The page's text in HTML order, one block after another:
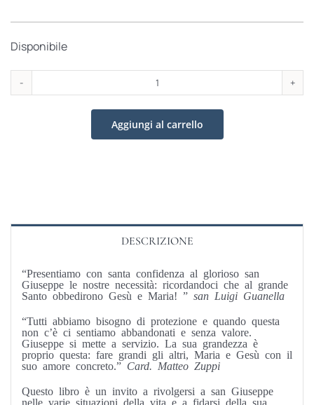
Disponibile
Ite
ad
Joseph
Aggiungi al carrello
DESCRIZIONE
“Presentiamo con santa confidenza al glorioso san
Giuseppe le nostre necessità: ricordandoci che al grande
Santo obbedirono Gesù e Maria! ” san Luigi Guanella
“Tutti abbiamo bisogno di protezione e quando questa
non c’è ci sentiamo abbandonati e senza valore.
Giuseppe si mette a servizio. La sua grandezza è
proprio questa: fare grandi gli altri, Maria e Gesù con il
suo amore concreto.” Card. Matteo Zuppi
Questo libro è un invito a rivolgersi a san Giuseppe
nelle varie situazioni della vita e a fidarsi della sua